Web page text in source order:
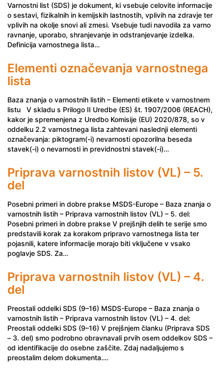
Varnostni list (SDS) je dokument, ki vsebuje celovite informacije
o sestavi, fizikalnih in kemijskih lastnostih, vplivih na zdravje ter
vplivih na okolje snovi ali zmesi. Vsebuje tudi navodila za varno
ravnanje, uporabo, shranjevanje in odstranjevanje izdelka.
Definicija varnostnega lista…
Elementi označevanja varnostnega
lista
Baza znanja o varnostnih listih – Elementi etikete v varnostnem
listu V skladu s Prilogo II Uredbe (ES) št. 1907/2006 (REACH),
kakor je spremenjena z Uredbo Komisije (EU) 2020/878, so v
oddelku 2.2 varnostnega lista zahtevani naslednji elementi
označevanja: piktogram(-i) nevarnosti opozorilna beseda
stavek(-i) o nevarnosti in previdnostni stavek(-i)…
Priprava varnostnih listov (VL) – 5.
del
Posebni primeri in dobre prakse MSDS-Europe – Baza znanja o
varnostnih listih – Priprava varnostnih listov (VL) – 5. del:
Posebni primeri in dobre prakse V prejšnjih delih te serije smo
predstavili korak za korakom pripravo varnostnega lista ter
pojasnili, katere informacije morajo biti vključene v vsako
poglavje SDS. Za…
Priprava varnostnih listov (VL) – 4.
del
Preostali oddelki SDS (9–16) MSDS-Europe – Baza znanja o
varnostnih listih – Priprava varnostnih listov (VL) – 4. del:
Preostali oddelki SDS (9–16) V prejšnjem članku (Priprava SDS
– 3. del) smo podrobno obravnavali prvih osem oddelkov SDS –
od identifikacije do osebne zaščite. Zdaj nadaljujemo s
preostalim delom dokumenta….